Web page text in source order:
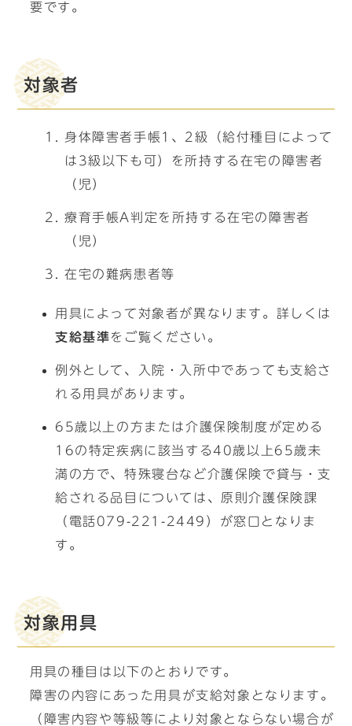
要です。
対象者
身体障害者手帳1、2級（給付種目によって
は3級以下も可）を所持する在宅の障害者
（児）
療育手帳A判定を所持する在宅の障害者
（児）
在宅の難病患者等
用具によって対象者が異なります。詳しくは
支給基準をご覧ください。
例外として、入院・入所中であっても支給さ
れる用具があります。
65歳以上の方または介護保険制度が定める
16の特定疾病に該当する40歳以上65歳未
満の方で、特殊寝台など介護保険で貸与・支
給される品目については、原則介護保険課
（電話079-221-2449）が窓口となりま
す。
対象用具
用具の種目は以下のとおりです。
障害の内容にあった用具が支給対象となります。
（障害内容や等級等により対象とならない場合が